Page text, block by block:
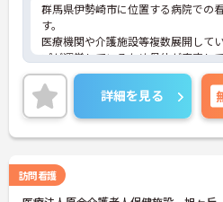
群馬県伊勢崎市に位置する病院での
す。
医療機関や介護施設等複数展開して
プが運営しているため母体が安定し
日頃の頑張りがきちんと給与に還元
しい4.50ヶ月支給♪残業時間も少ない
をつけてしっかり勤務する事が出来
頑張りたい方・今までの頑張りを評
非常におすすめの求人です。ご興味
詳細を見る
訪問看護